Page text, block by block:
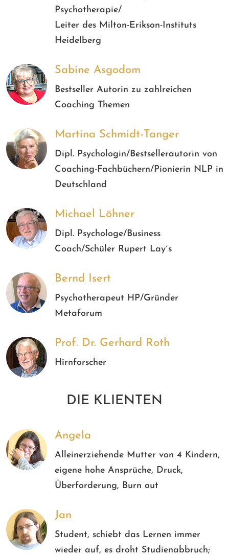
Psychotherapie/
Leiter des Milton-Erikson-Instituts
Heidelberg
Sabine Asgodom
Bestseller Autorin zu zahlreichen
Coaching Themen
Martina Schmidt-Tanger
Dipl. Psychologin/Bestsellerautorin von
Coaching-Fachbüchern/Pionierin NLP in
Deutschland
Michael Löhner
Dipl. Psychologe/Business
Coach/Schüler Rupert Lay´s
Bernd Isert
Psychotherapeut HP/Gründer
Metaforum
Prof. Dr. Gerhard Roth
Hirnforscher
DIE KLIENTEN
Angela
Alleinerziehende Mutter von 4 Kindern,
eigene hohe Ansprüche, Druck,
Überforderung, Burn out
Jan
Student, schiebt das Lernen immer
wieder auf, es droht Studienabbruch;